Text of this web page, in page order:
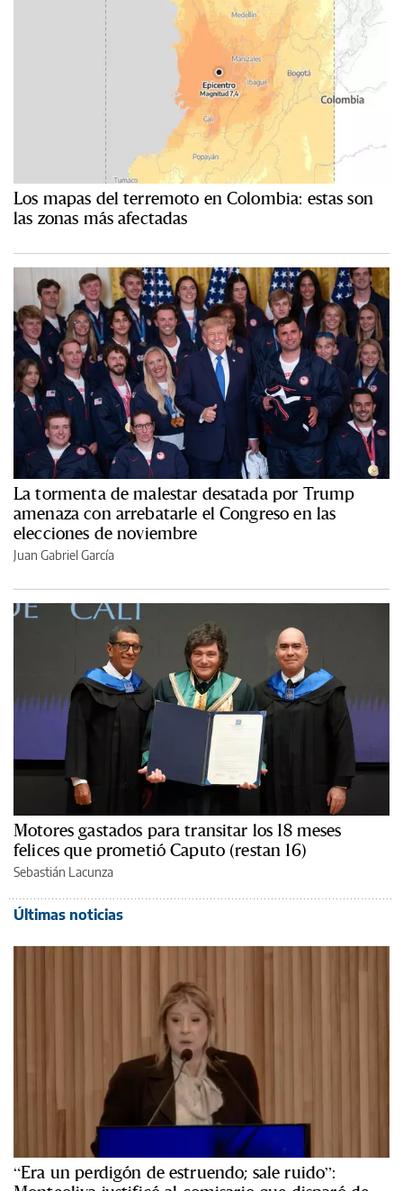
Los mapas del terremoto en Colombia: estas son
las zonas más afectadas
La tormenta de malestar desatada por Trump
amenaza con arrebatarle el Congreso en las
elecciones de noviembre
Juan Gabriel García
Motores gastados para transitar los 18 meses
felices que prometió Caputo (restan 16)
Sebastián Lacunza
Últimas noticias
“Era un perdigón de estruendo; sale ruido”: